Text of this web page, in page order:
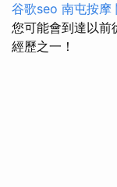
谷歌seo 南屯按摩
您可能會到達以前
經歷之一！